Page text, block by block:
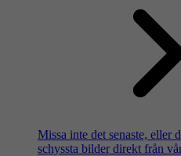
Missa inte det senaste, eller
schyssta bilder direkt från